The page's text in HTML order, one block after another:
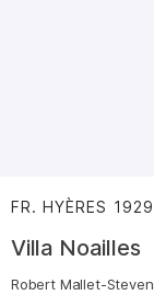
FR. HYÈRES 1929
Villa Noailles
Robert Mallet-